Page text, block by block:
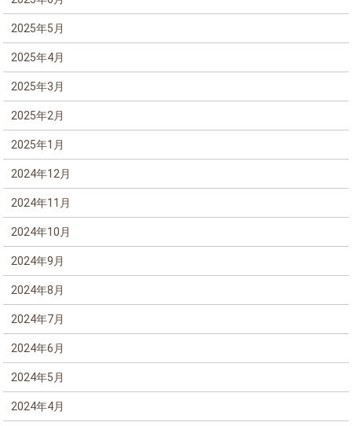
2025年5月
2025年4月
2025年3月
2025年2月
2025年1月
2024年12月
2024年11月
2024年10月
2024年9月
2024年8月
2024年7月
2024年6月
2024年5月
2024年4月